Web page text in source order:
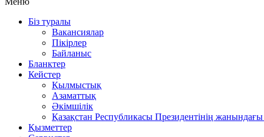
Біз туралы
Вакансиялар
Пікірлер
Байланыс
Бланктер
Кейстер
Қылмыстық
Азаматтық
Әкімшілік
Қазақстан Республикасы Президентінің
Қызметтер